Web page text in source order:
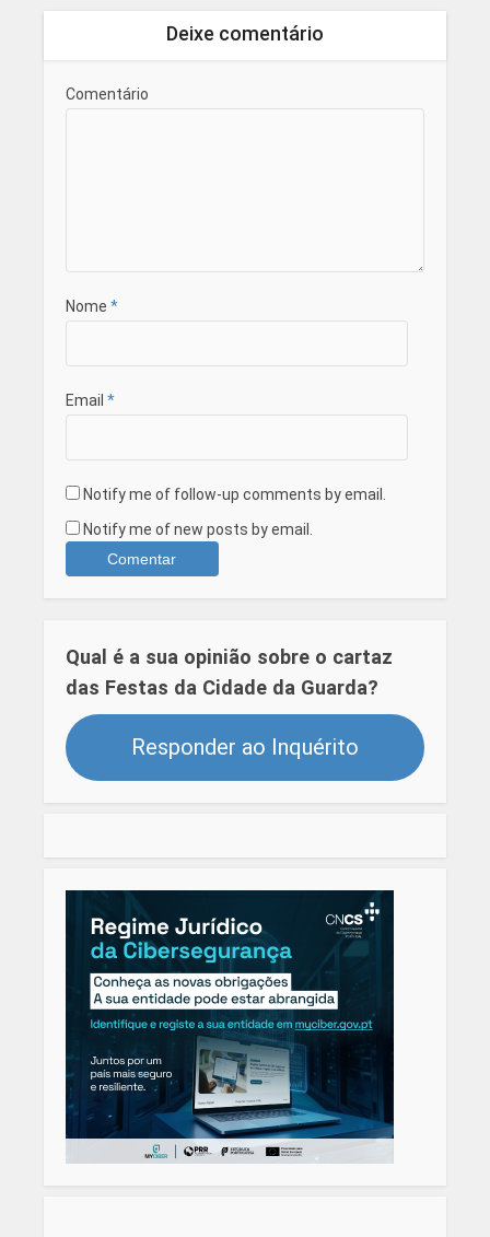
Deixe comentário
Comentário
Nome *
Email *
Notify me of follow-up comments by email.
Notify me of new posts by email.
Qual é a sua opinião sobre o cartaz
das Festas da Cidade da Guarda?
Responder ao Inquérito